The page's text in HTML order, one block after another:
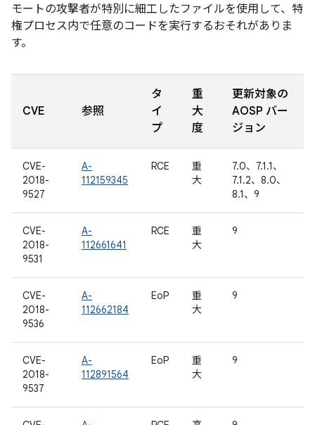
モートの攻撃者が特別に細工したファイルを使用して、特
権プロセス内で任意のコードを実行するおそれがありま
す。
CVE 参照
タ
イ
プ
重
大
度
更新対象の
AOSP バー
ジョン
CVE-
2018-
9527
A-
112159345
RCE
重
大
7.0、7.1.1、
7.1.2、8.0、
8.1、9
CVE-
2018-
9531
A-
112661641
RCE
重
大
9
CVE-
2018-
9536
A-
112662184
EoP
重
大
9
CVE-
2018-
9537
A-
112891564
EoP
重
大
9